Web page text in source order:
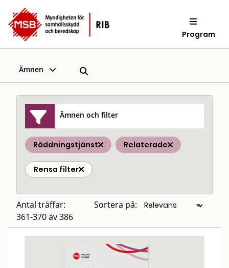
Program
Ämnen
Ämnen och filter
Räddningstjänst Relaterade
Rensa filter
Antal träffar:
361-370 av 386
Sortera på: